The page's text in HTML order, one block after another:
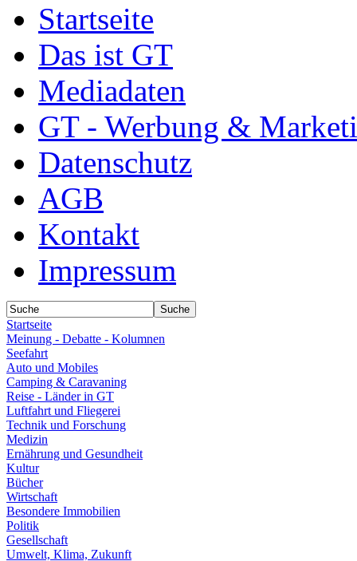
Startseite
Das ist GT
Mediadaten
GT - Werbung &
Datenschutz
AGB
Kontakt
Impressum
Startseite
Meinung - Debatte - Kolumnen
Seefahrt
Auto und Mobiles
Camping & Caravaning
Reise - Länder in GT
Luftfahrt und Fliegerei
Technik und Forschung
Medizin
Ernährung und Gesundheit
Kultur
Bücher
Wirtschaft
Besondere Immobilien
Politik
Gesellschaft
Umwelt, Klima, Zukunft